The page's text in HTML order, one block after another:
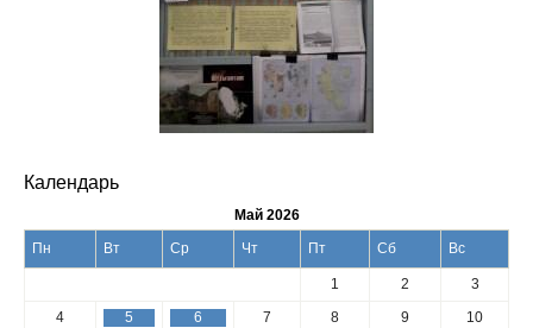
Календарь
Май 2026
Пн
Вт Ср Чт Пт Сб Вс
1 2
3
4
5 6 7 8 9
10